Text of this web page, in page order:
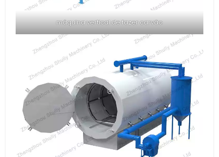
máquina vertical de fazer carvão